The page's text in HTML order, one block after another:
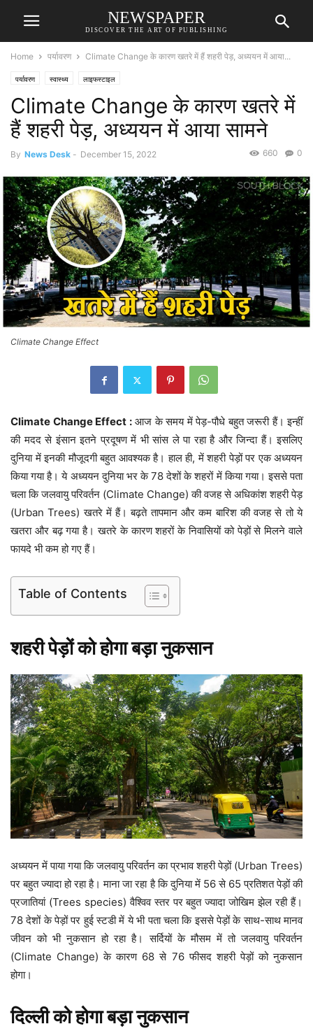
NEWSPAPER
DISCOVER THE ART OF PUBLISHING
Home पर्यावरण Climate Change के कारण खतरे में हैं शहरी पेड़, अध्ययन में आया...
पर्यावरण स्वास्थ्य लाइफस्टाइल
Climate Change के कारण खतरे में
हैं शहरी पेड़, अध्ययन में आया सामने
By News Desk - December 15, 2022 0
660
Climate Change Effect
Climate Change Effect :आज के समय में पेड़-पौधे बहुत जरूरी हैं। इन्हीं
की मदद से इंसान इतने प्रदूषण में भी सांस ले पा रहा है और जिन्दा हैं। इसलिए
दुनिया में इनकी मौजूदगी बहुत आवश्यक है। हाल ही, में शहरी पेड़ों पर एक अध्ययन
किया गया है। ये अध्ययन दुनिया भर के 78 देशों के शहरों में किया गया। इससे पता
चला कि जलवायु परिवर्तन (Climate Change) की वजह से अधिकांश शहरी पेड़
(Urban Trees) खतरे में हैं। बढ़ते तापमान और कम बारिश की वजह से तो ये
खतरा और बढ़ गया है। खतरे के कारण शहरों के निवासियों को पेड़ों से मिलने वाले
फायदे भी कम हो गए हैं।
Table of Contents
शहरी पेड़ों को होगा बड़ा नुकसान
अध्ययन में पाया गया कि जलवायु परिवर्तन का प्रभाव शहरी पेड़ों (Urban Trees)
पर बहुत ज्यादा हो रहा है। माना जा रहा है कि दुनिया में 56 से 65 प्रतिशत पेड़ों की
प्रजातियां (Trees species) वैश्विव स्तर पर बहुत ज्यादा जोखिम झेल रही हैं।
78 देशों के पेड़ों पर हुई स्टडी में ये भी पता चला कि इससे पेड़ों के साथ-साथ मानव
जीवन को भी नुकसान हो रहा है। सर्दियों के मौसम में तो जलवायु परिवर्तन
(Climate Change) के कारण 68 से 76 फीसद शहरी पेड़ों को नुकसान
होगा।
दिल्ली को होगा बड़ा नुकसान